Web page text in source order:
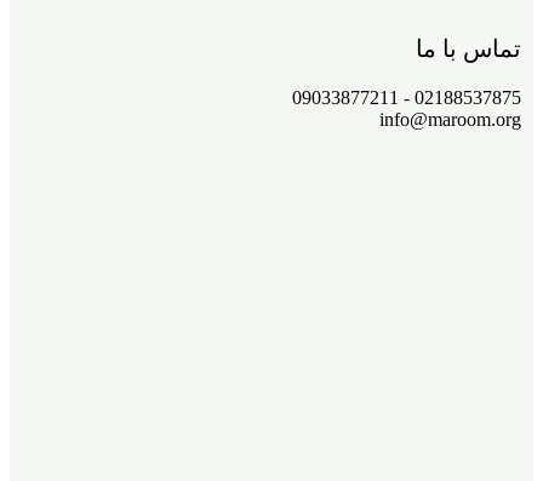
تماس با ما
02188537875 - 09033877211
info@maroom.org